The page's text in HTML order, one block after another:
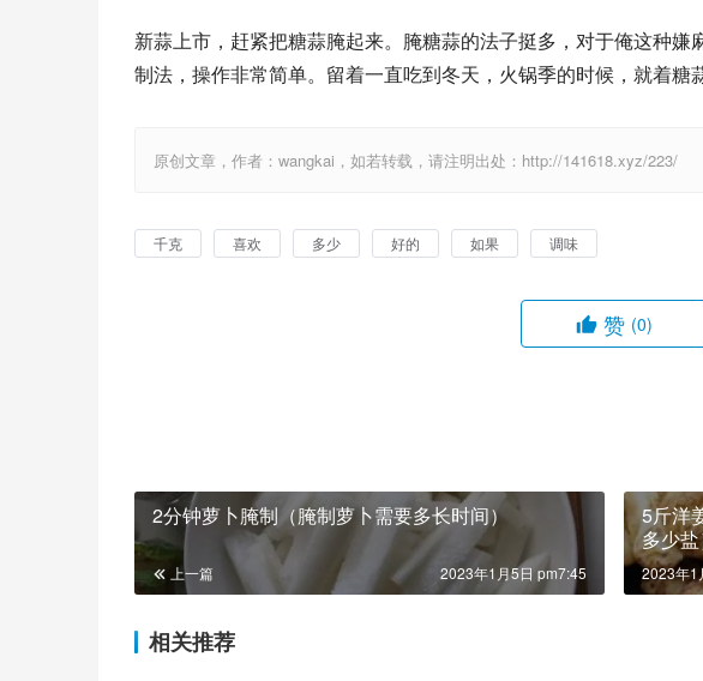
新蒜上市，赶紧把糖蒜腌起来。腌糖蒜的法子挺多，对于俺这种
制法，操作非常简单。留着一直吃到冬天，火锅季的时候，就着糖
原创文章，作者：wangkai，如若转载，请注明出处：http://141618.xyz/223/
千克 喜欢 多少 好的 如果 调味
赞 (0)
2分钟萝卜腌制（腌制萝卜需要多长时间）
上一篇 2023年1月5日 pm7:45
5斤洋
多少
2023年1
相关推荐